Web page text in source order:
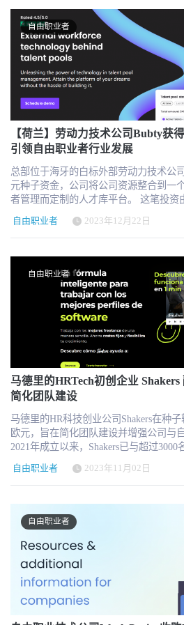
找机会参与这场革命；由 Raffi 和 Issah
所未有的价值主张，将一线人才与全球
期待着支持这个了不起的团队实现他们
工作方式的根本性变革做出贡献。 关于Passionfruit Passionfruit 最初
专注于市场营销部门，现已成为获取独
指挥中心，为北美、英国和欧洲的中型
服务。 自 2022 年成立和种子轮融资以来，该平台的员工人数已激增
至 3000 多人，满足了全球数百家大品
乐、玛氏、百威英博、汇丰银行和 The
金总额已达 1330 万美元。 关于 Seaya Ventures Seaya Ventures 是欧洲
领先的风险投资基金，主要投资于正在
险基金，资金总额超过 6.5 亿欧元。
为初创企业提供 Seaya 的全球平台、广
公司网络，以及在 Glovo、Cabify、
码：WBX）、Spotahome、Clarity AI、
等公司的全球扩张过程中积累的所有经
工作者和全球企业在远程工作领域的运营
们非常高兴能与 Native Teams 合作。我
那就是建立一个下一代全球劳动力管理
台。它的功能远远超出了基本的雇主记
带来企业级的雇佣体验，"Begin Capital
说。 MFG Invest 是一家企业风险投资基金，帮助创业者将大胆的想
法变为现实。通过投资 Native Teams，
台的全球影响力，使其成为全球支付和
一。 "想象一下，你想在匈牙利为一家美国公司担任开发人员。或者
你想为你的挪威公司聘请五名澳大利亚
联网接入甚至人工智能的时代，官僚主
Teams 可以帮助人们打破人为界限，同
行政工作，让您专注于最重要的事情--
力，这就是我们决定投资 Native Teams 的原因。 自
数万名用户。展望未来，公司计划继续
支付领域推出进一步的进步和创新。 新的投资将有助于加强和扩大
其在欧洲以外地区的服务，并将战略重
的亚洲地区。这一扩张将使更多的个人
化的工作支付和其他以就业选择和税务合
们面临的市场机遇可能是可以想象的最
付。Native Teams 首席执行官兼创始人
使我们的资本高效型业务迈出了重要的
的国家为更广泛的细分市场提供更大程度的服务。 随
的远程工作解决方案的需求不断增长，
备，成为塑造现代工作支付未来的领导
自由职业者
【荷兰】劳动力技术公司Bubty获
引领自由职业者行业发展
总部位于海牙的白标外部劳动力技术公
元种子资金，公司将公司资源整合到一
者管理而定制的人才库平台。 这笔投资由现有股东和一家美国知名
的支持下，Bubty公司旨在通过招聘高级
发技术，扩大其在美国的业务活动。短
融资，以进一步扩大其国际业务规模。 在越来越依赖自由职业者的
时代，Bubty的创新平台旨在通过建立
公司和机构招聘和管理自由职业者的方
变自由职业者市场的重要参与者。 Bubty 开发了人工智能驱动技
术，让企业摆脱传统的第三方市场，建
因此，他们可以负责管理自由职业者从
将加强品牌和雇主品牌建设，确保工作
自由职业者的时间和成本。通过 Bubty
际法规，使 190 多个国家的公司能够雇
者。 "联合创始人Benjamin Schriel说："我们的人工智能驱动匹配功
能可确保快速找到合适的自由职业者，
在出现分散化趋势。"全球近一半的劳动
因此对自由职业者高效管理的需求日益
业者人才库的技术提供了一个合适的解决方案。" Bubty
年，其基本理念依然强大。该平台在美
的有效性。 关于Bubty Bubty 是一个管理灵活劳动力的平台。该集
成解决方案可自动简化整个自由职业者
活性的同时减少行政工作。建立内部人
项目，并向灵活员工支付报酬。
自由职业者 2023年12月22日
自由职业者
马德里的HRTech初创企业
简化团队建设
马德里的HR科技创业公司Shakers在种
欧元，旨在简化团队建设并增强公司与
2021年成立以来，Shakers已与超过3000
投，将用于扩大Shakers的业务能力和客户基础。 总部位
初创公司 Shakers 成功完成了 600 万欧
资源技术行业来说具有里程碑意义。对
Castillo、Adrián de Pedro 和 Nico de
说，这笔巨额资金的流入标志着一个关键时刻的
自由职业者协作的革命性变革 Shakers
之间合作的先驱。Shakers 的平台专注
移、人工智能生成、数据分析和网络安
地与数字专家建立联系。这种独特的方
环境中日益增长的对敏捷和动态团队建设的需求。 拓
的资金，Shakers 的目标是扩大其在国
自由职业者 2023年11月02日
自由职业者